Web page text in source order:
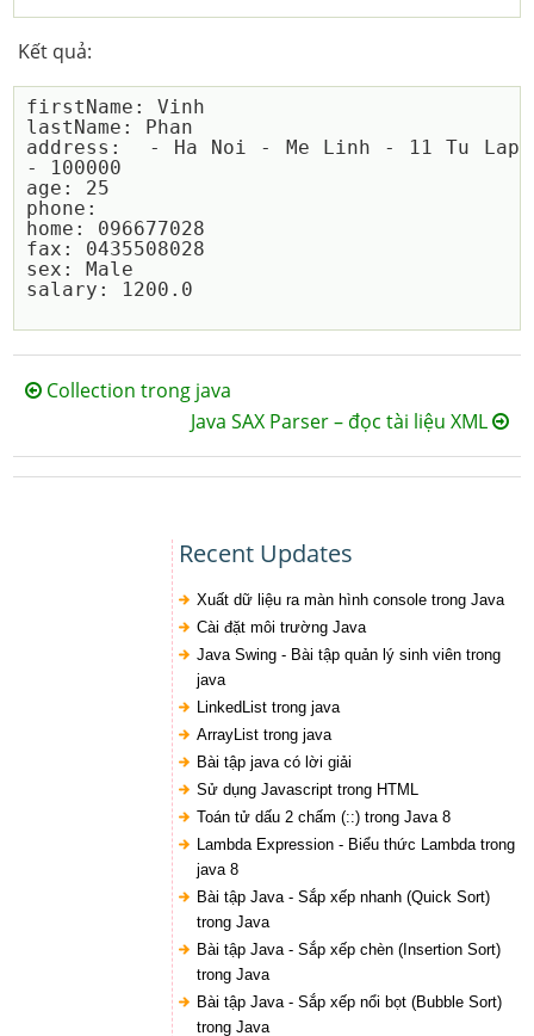
Kết quả:
firstName: Vinh
lastName: Phan
address:  - Ha Noi - Me Linh - 11 Tu Lap
- 100000
age: 25
phone:
home: 096677028
fax: 0435508028
sex: Male
salary: 1200.0
Collection trong java
Java SAX Parser – đọc tài liệu XML
Recent Updates
Xuất dữ liệu ra màn hình console trong Java
Cài đặt môi trường Java
Java Swing - Bài tập quản lý sinh viên trong
java
LinkedList trong java
ArrayList trong java
Bài tập java có lời giải
Sử dụng Javascript trong HTML
Toán tử dấu 2 chấm (::) trong Java 8
Lambda Expression - Biểu thức Lambda trong
java 8
Bài tập Java - Sắp xếp nhanh (Quick Sort)
trong Java
Bài tập Java - Sắp xếp chèn (Insertion Sort)
trong Java
Bài tập Java - Sắp xếp nổi bọt (Bubble Sort)
trong Java